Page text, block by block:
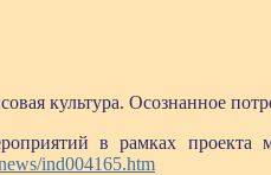
культура. Осознанное
в рамках проекта
ind004165.htm